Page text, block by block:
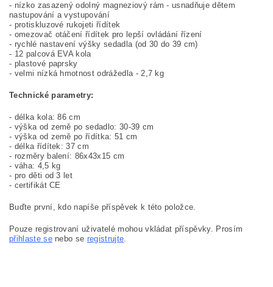
- nízko zasazený odolný magneziový rám - usnadňuje dětem
nastupování a vystupování
- protiskluzové rukojeti řídítek
- omezovač otáčení řídítek pro lepší ovládání řízení
- rychlé nastavení výšky sedadla (od 30 do 39 cm)
- 12 palcová EVA kola
- plastové paprsky
- velmi nízká hmotnost odrážedla - 2,7 kg
Technické parametry:
- délka kola: 86 cm
- výška od země po sedadlo: 30-39 cm
- výška od země po řídítka: 51 cm
- délka řídítek: 37 cm
- rozměry balení: 86x43x15 cm
- váha: 4,5 kg
- pro děti od 3 let
- certifikát CE
Buďte první, kdo napíše příspěvek k této položce.
Pouze registrovaní uživatelé mohou vkládat příspěvky. Prosím
přihlaste senebo se registrujte.